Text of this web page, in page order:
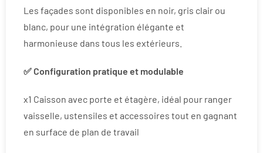
Les façades sont disponibles en noir, gris clair ou
blanc, pour une intégration élégante et
harmonieuse dans tous les extérieurs.
✅ Configuration pratique et modulable
x1 Caisson avec porte et étagère, idéal pour ranger
vaisselle, ustensiles et accessoires tout en gagnant
en surface de plan de travail